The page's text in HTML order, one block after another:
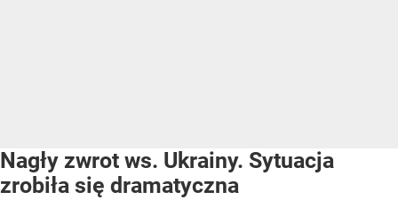
Nagły zwrot ws. Ukrainy. Sytuacja
zrobiła się dramatyczna